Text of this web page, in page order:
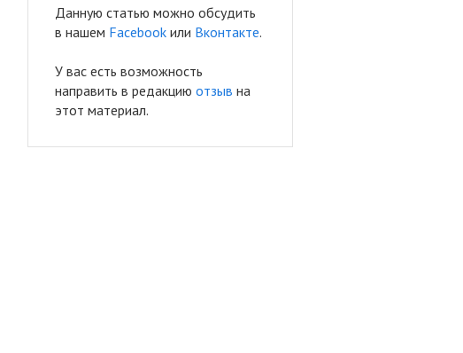
Данную статью можно обсудить
в нашем Facebook или Вконтакте.
У вас есть возможность
направить в редакцию отзыв на
этот материал.